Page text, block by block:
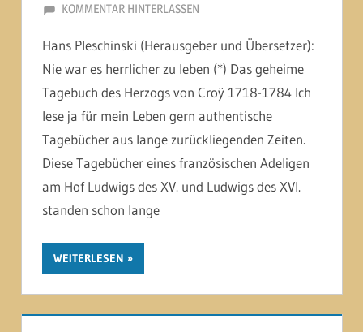
2. OKTOBER 2025
MARTINA BERG
KOMMENTAR HINTERLASSEN
Hans Pleschinski (Herausgeber und Übersetzer):
Nie war es herrlicher zu leben (*) Das geheime
Tagebuch des Herzogs von Croÿ 1718-1784 Ich
lese ja für mein Leben gern authentische
Tagebücher aus lange zurückliegenden Zeiten.
Diese Tagebücher eines französischen Adeligen
am Hof Ludwigs des XV. und Ludwigs des XVI.
standen schon lange
WEITERLESEN